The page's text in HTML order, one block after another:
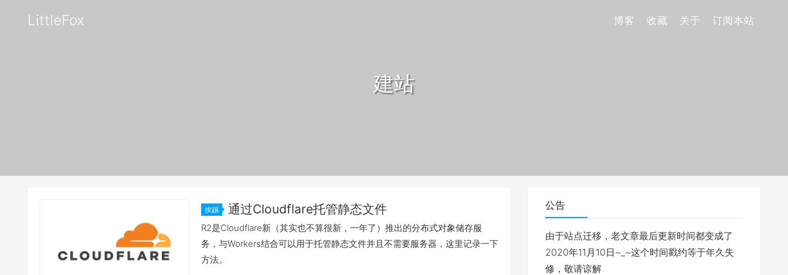
LittleFox 博客 收藏 关于 订阅本站
建站
挨踢 通过Cloudflare托管静态文件
R2是Cloudflare新（其实也不算很新，一年了）推出的分布式对象储存服
务，与Workers结合可以用于托管静态文件并且不需要服务器，这里记录一下
方法。
公告
由于站点迁移，老文章最后更新时间都变成了
2020年11月10日~_~这个时间戳约等于年久失
修，敬请谅解